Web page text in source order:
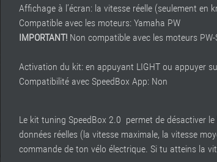
Affichage à l’écran: la vitesse réelle (seulement en
Compatible avec les moteurs: Yamaha PW
IMPORTANT!Non compatible avec les moteurs PW-
Activation du kit: en appuyant LIGHT ou appuyer
Compatibilité avec SpeedBox App: Non
Le kit tuning SpeedBox 2.0 permet de désactiver
données réelles (la vitesse maximale, la vitesse
commande de ton vélo électrique. Si tu atteins la